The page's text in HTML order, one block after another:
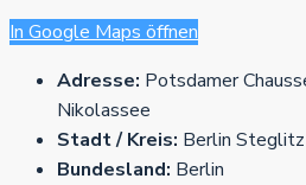
In Google Maps öffnen
Adresse: Potsdamer
Nikolassee
Stadt / Kreis: Berlin
Bundesland: Berlin